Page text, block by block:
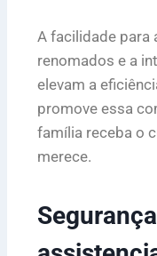
A facilidade para
renomados e a
elevam a
promove essa
família receba o
merece.